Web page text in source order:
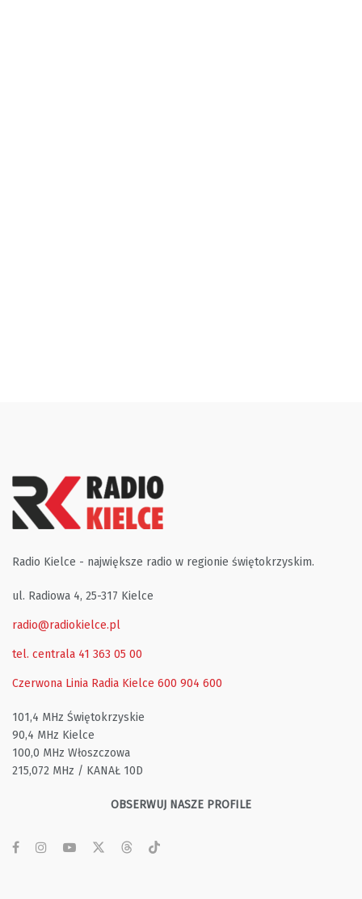
Radio Kielce - największe radio w regionie świętokrzyskim.
ul. Radiowa 4, 25-317 Kielce
radio@radiokielce.pl
tel. centrala 41 363 05 00
Czerwona Linia Radia Kielce 600 904 600
101,4 MHz Świętokrzyskie
90,4 MHz Kielce
100,0 MHz Włoszczowa
215,072 MHz / KANAŁ 10D
OBSERWUJ NASZE PROFILE